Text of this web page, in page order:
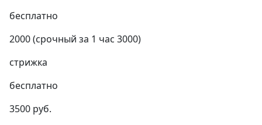
бесплатно
2000 (срочный за 1 час 3000)
стрижка
бесплатно
3500 руб.